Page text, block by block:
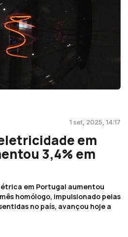
1 set, 2025, 14:17
em
3,4% em
em Portugal aumentou
homólogo, impulsionado pelas
no país, avançou hoje a